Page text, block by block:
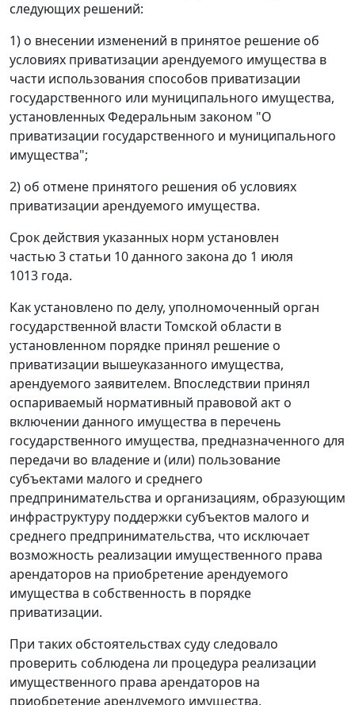
следующих решений:
1) о внесении изменений в принятое решение об
условиях приватизации арендуемого имущества в
части использования способов приватизации
государственного или муниципального имущества,
установленныхФедеральным законом "О
приватизации государственного и муниципального
имущества";
2) об отмене принятого решения об условиях
приватизации арендуемого имущества.
Срок действия указанных норм установлен
частью 3 статьи 10данного закона до 1 июля
1013 года.
Как установлено по делу, уполномоченный орган
государственной власти Томской области в
установленном порядке принял решение о
приватизации вышеуказанного имущества,
арендуемого заявителем. Впоследствии принял
оспариваемый нормативный правовой акт о
включении данного имущества в перечень
государственного имущества, предназначенного для
передачи во владение и (или) пользование
субъектами малого и среднего
предпринимательства и организациям, образующим
инфраструктуру поддержки субъектов малого и
среднего предпринимательства, что исключает
возможность реализации имущественного права
арендаторов на приобретение арендуемого
имущества в собственность в порядке
приватизации.
При таких обстоятельствах суду следовало
проверить соблюдена ли процедура реализации
имущественного права арендаторов на
приобретение арендуемого имущества,